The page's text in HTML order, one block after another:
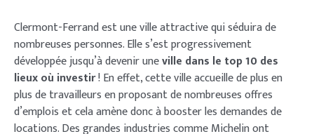
Clermont-Ferrand est une ville attractive qui séduira de
nombreuses personnes. Elle s’est progressivement
développée jusqu’à devenir uneville dans le top 10 des
lieux où investir! En effet, cette ville accueille de plus en
plus de travailleurs en proposant de nombreuses offres
d’emplois et cela amène donc à booster les demandes de
locations. Des grandes industries comme Michelin ont